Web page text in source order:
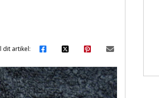
dit artikel: